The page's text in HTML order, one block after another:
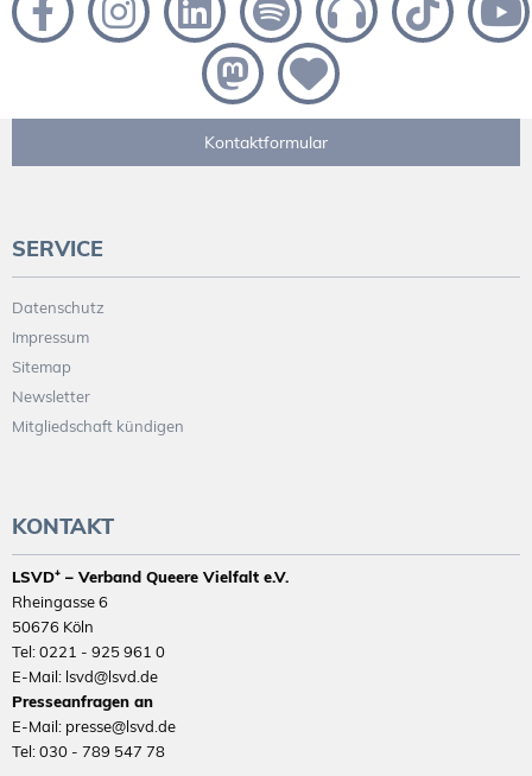
Kontaktformular
SERVICE
Datenschutz
Impressum
Sitemap
Newsletter
Mitgliedschaft kündigen
KONTAKT
LSVD⁺ – Verband Queere Vielfalt e.V.
Rheingasse 6
50676 Köln
Tel: 0221 - 925 961 0
E-Mail: lsvd@lsvd.de
Presseanfragen an
E-Mail: presse@lsvd.de
Tel: 030 - 789 547 78